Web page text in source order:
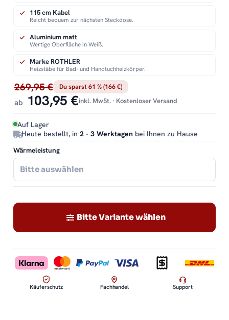
269,95 € Du sparst 61 % (166 €)
ab 103,95 €inkl. MwSt. · Kostenloser Versand
Auf Lager
Heute bestellt, in 2 - 3 Werktagen bei Ihnen zu Hause
115 cm Kabel
Reicht bequem zur nächsten Steckdose.
Aluminium matt
Wertige Oberfläche in Weiß.
Marke ROTHLER
Heizstäbe für Bad- und Handtuchheizkörper.
Wärmeleistung
Bitte auswählen
Bitte Variante wählen
Käuferschutz Fachhandel Support